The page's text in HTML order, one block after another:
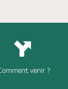
venir ?